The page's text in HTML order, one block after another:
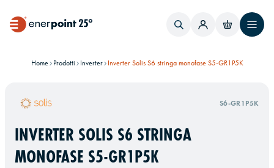
Home Prodotti Inverter Inverter Solis S6 stringa monofase S5-GR1P5K
S6-GR1P5K
INVERTER SOLIS S6 STRINGA
MONOFASE S5-GR1P5K